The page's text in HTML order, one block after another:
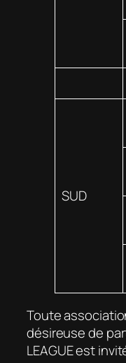
SUD
Toute
désireuse de
LEAGUE est